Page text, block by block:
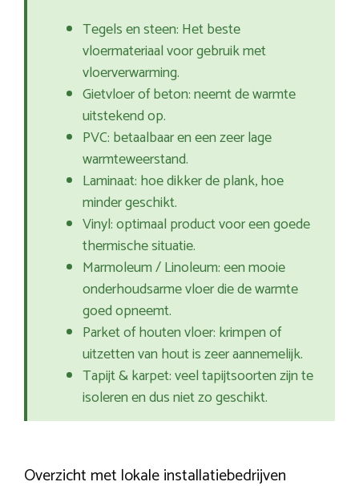
Tegels en steen: Het beste
vloermateriaal voor gebruik met
vloerverwarming.
Gietvloer of beton: neemt de warmte
uitstekend op.
PVC: betaalbaar en een zeer lage
warmteweerstand.
Laminaat: hoe dikker de plank, hoe
minder geschikt.
Vinyl: optimaal product voor een goede
thermische situatie.
Marmoleum / Linoleum: een mooie
onderhoudsarme vloer die de warmte
goed opneemt.
Parket of houten vloer: krimpen of
uitzetten van hout is zeer aannemelijk.
Tapijt & karpet: veel tapijtsoorten zijn te
isoleren en dus niet zo geschikt.
Overzicht met lokale installatiebedrijven